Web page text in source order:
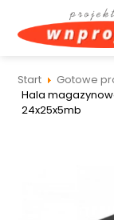
Start Gotowe
Hala
24x25x5mb